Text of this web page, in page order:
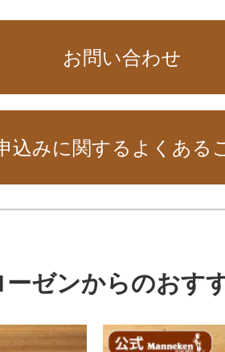
お問い合わせ
込みに関するよくある
ーゼンからのおす